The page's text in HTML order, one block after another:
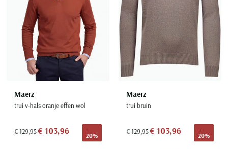
Maerz
trui v-hals oranje effen wol
€ 129,95€ 103,96
-
20%
Maerz
trui bruin
€ 129,95€ 103,96
-
20%